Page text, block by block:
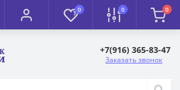
0 0 0
+7(916) 365-83-47
Заказать звонок